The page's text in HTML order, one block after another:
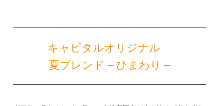
キャピタルオリジナル
夏ブレンド – ひまわり –